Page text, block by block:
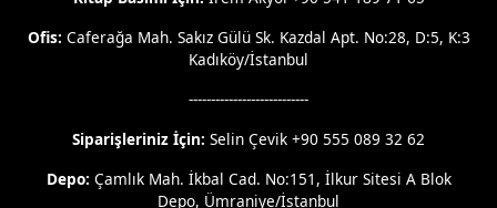
Ofis: Caferağa Mah. Sakız Gülü Sk. Kazdal Apt. No:28, D:5, K:3
Kadıköy/İstanbul
---------------------------
Siparişleriniz İçin: Selin Çevik +90 555 089 32 62
Depo: Çamlık Mah. İkbal Cad. No:151, İlkur Sitesi A Blok
Depo, Ümraniye/İstanbul